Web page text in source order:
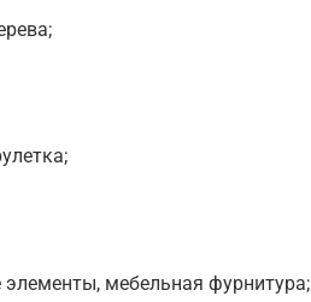
мебельная фурнитура;